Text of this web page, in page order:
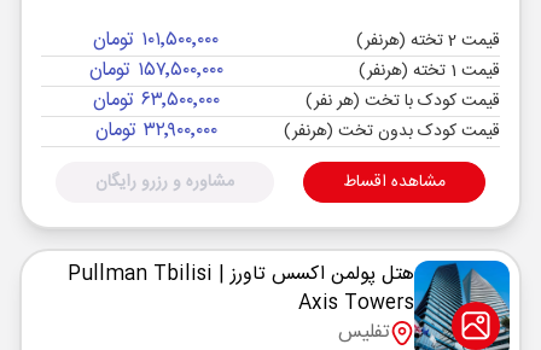
قیمت 2 تخته (هرنفر) ۱۰۱٬۵۰۰٬۰۰۰ تومان
قیمت 1 تخته (هرنفر) ۱۵۷٬۵۰۰٬۰۰۰ تومان
قیمت کودک با تخت (هر نفر) ۶۳٬۵۰۰٬۰۰۰ تومان
قیمت کودک بدون تخت (هرنفر) ۳۲٬۹۰۰٬۰۰۰ تومان
مشاهده اقساط مشاوره و رزرو رایگان
هتل پولمن اکسس تاورز | Pullman Tbilisi
Axis Towers
تفلیس